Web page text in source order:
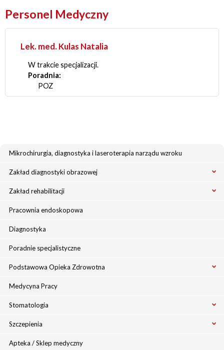
Personel Medyczny
Lek. med. Kulas Natalia
W trakcie specjalizacji.
Poradnia:
POZ
Mikrochirurgia, diagnostyka i laseroterapia narządu wzroku
Zakład diagnostyki obrazowej
Zakład rehabilitacji
Pracownia endoskopowa
Diagnostyka
Poradnie specjalistyczne
Podstawowa Opieka Zdrowotna
Medycyna Pracy
Stomatologia
Szczepienia
Apteka / Sklep medyczny